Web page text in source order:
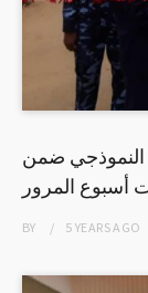
النموذجي ضمن
أسبوع المرور
BY 5 YEARSAGO